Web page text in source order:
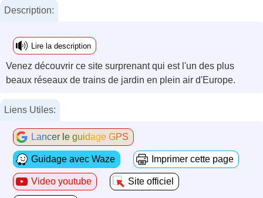
Description:
Lire la description
Venez découvrir ce site surprenant qui est l'un des plus
beaux réseaux de trains de jardin en plein air d'Europe.
Liens Utiles:
Lancer le guidage GPS
Guidage avec Waze Imprimer cette page
Video youtube Site officiel